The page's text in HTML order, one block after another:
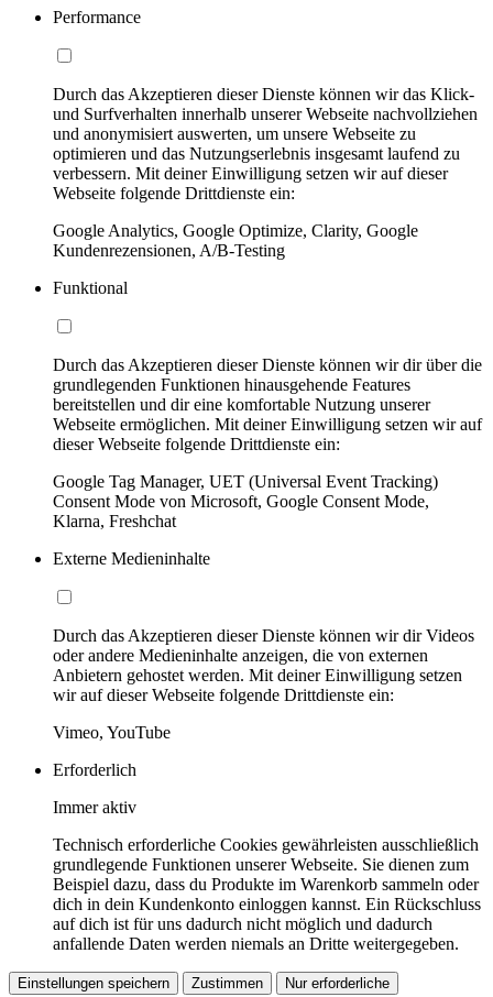
Performance
Durch das Akzeptieren dieser Dienste können wir das Klick-
und Surfverhalten innerhalb unserer Webseite nachvollziehen
und anonymisiert auswerten, um unsere Webseite zu
optimieren und das Nutzungserlebnis insgesamt laufend zu
verbessern. Mit deiner Einwilligung setzen wir auf dieser
Webseite folgende Drittdienste ein:
Google Analytics, Google Optimize, Clarity, Google
Kundenrezensionen, A/B-Testing
Funktional
Durch das Akzeptieren dieser Dienste können wir dir über die
grundlegenden Funktionen hinausgehende Features
bereitstellen und dir eine komfortable Nutzung unserer
Webseite ermöglichen. Mit deiner Einwilligung setzen wir auf
dieser Webseite folgende Drittdienste ein:
Google Tag Manager, UET (Universal Event Tracking)
Consent Mode von Microsoft, Google Consent Mode,
Klarna, Freshchat
Externe Medieninhalte
Durch das Akzeptieren dieser Dienste können wir dir Videos
oder andere Medieninhalte anzeigen, die von externen
Anbietern gehostet werden. Mit deiner Einwilligung setzen
wir auf dieser Webseite folgende Drittdienste ein:
Vimeo, YouTube
Erforderlich
Immer aktiv
Technisch erforderliche Cookies gewährleisten ausschließlich
grundlegende Funktionen unserer Webseite. Sie dienen zum
Beispiel dazu, dass du Produkte im Warenkorb sammeln oder
dich in dein Kundenkonto einloggen kannst. Ein Rückschluss
auf dich ist für uns dadurch nicht möglich und dadurch
anfallende Daten werden niemals an Dritte weitergegeben.
Einstellungen speichern Zustimmen Nur erforderliche